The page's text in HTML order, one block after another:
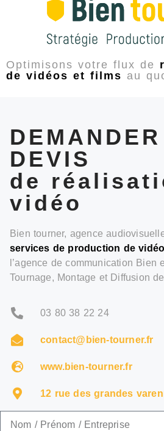
Optimisons votre flux de
de vidéos et films au
DEVIS
de
vidéo
Bien tourner, agence
services de production de
l’agence de communication Bien
Tournage, Montage et Diffusion
03 80 38 22 24
contact@bien-tourner.fr
www.bien-tourner.fr
12 rue des grandes